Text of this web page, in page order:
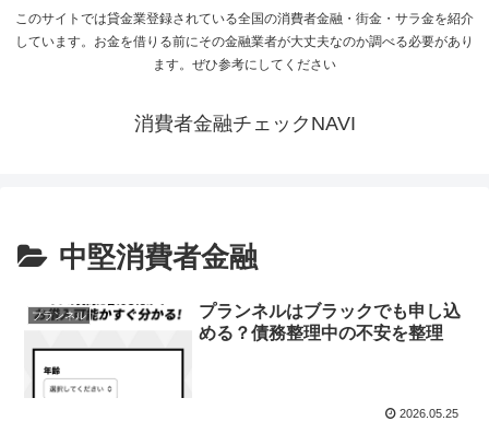
このサイトでは貸金業登録されている全国の消費者金融・街金・サラ金を紹介
しています。お金を借りる前にその金融業者が大丈夫なのか調べる必要があり
ます。ぜひ参考にしてください
消費者金融チェックNAVI
中堅消費者金融
プランネル
プランネルはブラックでも申し込
める？債務整理中の不安を整理
2026.05.25